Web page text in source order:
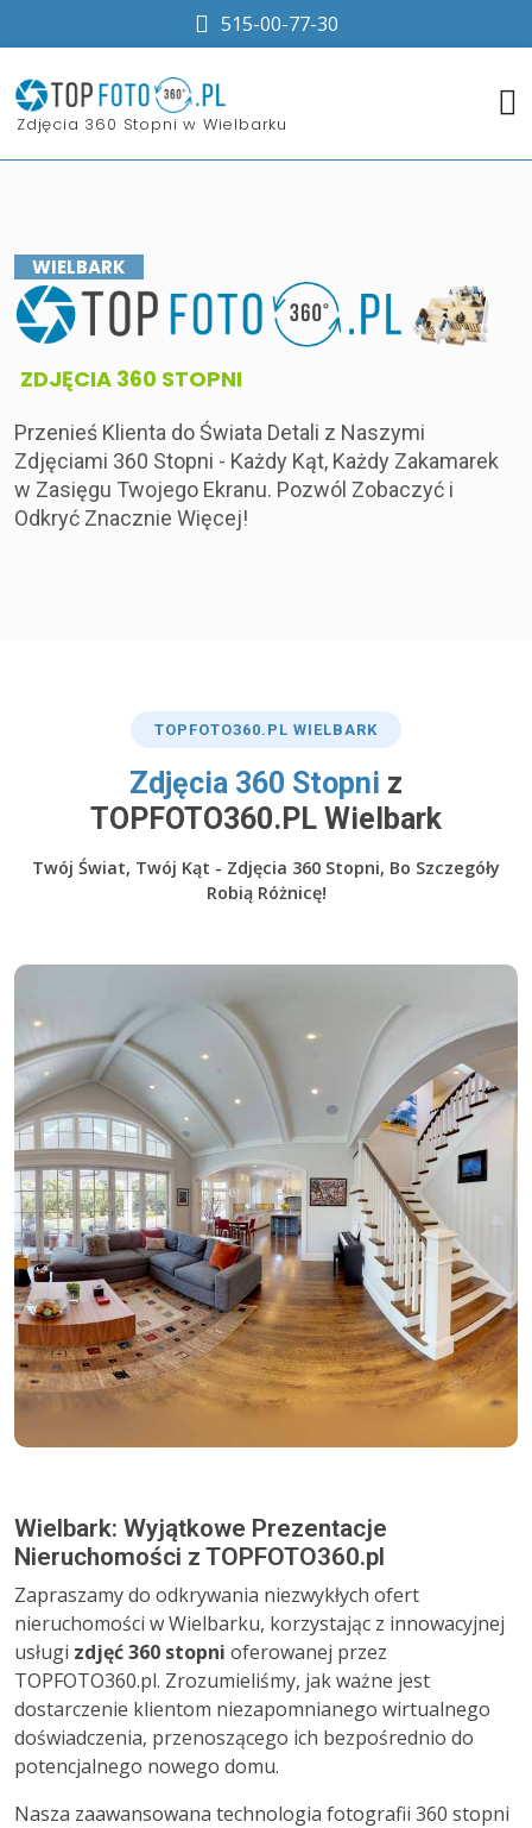
515-00-77-30
​Zdjęcia 360 Stopni w Wielbarku
WIELBARK
​ZDJĘCIA 360 STOPNI
Przenieś Klienta do Świata Detali z Naszymi
Zdjęciami 360 Stopni - Każdy Kąt, Każdy Zakamarek
w Zasięgu Twojego Ekranu. Pozwól Zobaczyć i
Odkryć Znacznie Więcej!
TOP FOTO360.PL WIELBARK
​Zdjęcia 360 Stopni z
TOPFOTO360.PL Wielbark
Twój Świat, Twój Kąt - Zdjęcia 360 Stopni, Bo Szczegóły
Robią Różnicę!
Wielbark: Wyjątkowe Prezentacje
Nieruchomości z TOPFOTO360.pl
Zapraszamy do odkrywania niezwykłych ofert
nieruchomości w Wielbarku, korzystając z innowacyjnej
usługi zdjęć 360 stopni oferowanej przez
TOPFOTO360.pl. Zrozumieliśmy, jak ważne jest
dostarczenie klientom niezapomnianego wirtualnego
doświadczenia, przenoszącego ich bezpośrednio do
potencjalnego nowego domu.
Nasza zaawansowana technologia fotografii 360 stopni